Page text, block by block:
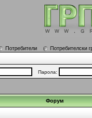
Потребители Потребителски
Парола:
Форум